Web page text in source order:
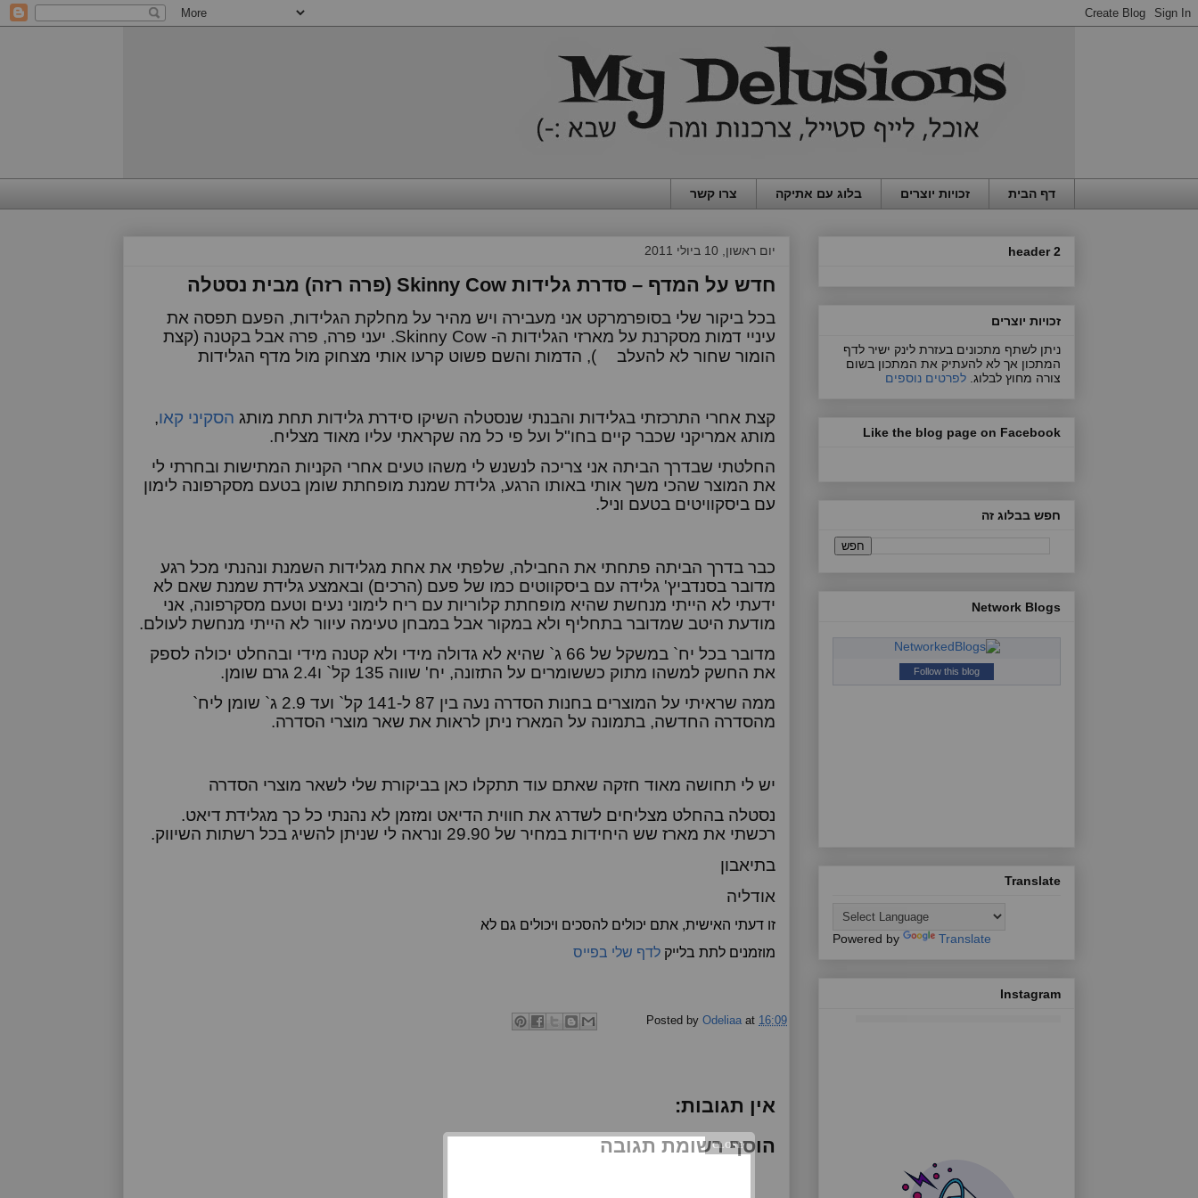
דף הבית זכויות יוצרים בלוג עם אתיקה צרו קשר
יום ראשון, 10 ביולי 2011
חדש על המדף – סדרת גלידות Skinny Cow (פרה רזה) מבית נסטלה
בכל ביקור שלי בסופרמרקט אני מעבירה ויש מהיר על מחלקת הגלידות, הפעם תפסה את
עיניי דמות מסקרנת על מארזי הגלידות ה- Skinny Cow. יעני פרה, פרה אבל בקטנה (קצת
הומור שחור לא להעלב
), הדמות והשם פשוט קרעו אותי מצחוק מול מדף הגלידות
קצת אחרי התרכזתי בגלידות והבנתי שנסטלה השיקו סידרת גלידות תחת מותג הסקיני קאו,
מותג אמריקני שכבר קיים בחו"ל ועל פי כל מה שקראתי עליו מאוד מצליח.
החלטתי שבדרך הביתה אני צריכה לנשנש לי משהו טעים אחרי הקניות המתישות ובחרתי לי
את המוצר שהכי משך אותי באותו הרגע, גלידת שמנת מופחתת שומן בטעם מסקרפונה לימון
עם ביסקוויטים בטעם וניל.
כבר בדרך הביתה פתחתי את החבילה, שלפתי את אחת מגלידות השמנת ונהנתי מכל רגע
מדובר בסנדביץ' גלידה עם ביסקווטים כמו של פעם (הרכים) ובאמצע גלידת שמנת שאם לא
ידעתי לא הייתי מנחשת שהיא מופחתת קלוריות עם ריח לימוני נעים וטעם מסקרפונה, אני
מודעת היטב שמדובר בתחליף ולא במקור אבל במבחן טעימה עיוור לא הייתי מנחשת לעולם.
מדובר בכל יח` במשקל של 66 ג` שהיא לא גדולה מידי ולא קטנה מידי ובהחלט יכולה לספק
את החשק למשהו מתוק כששומרים על התזונה, יח' שווה 135 קל` ו2.4 גרם שומן.
ממה שראיתי על המוצרים בחנות הסדרה נעה בין 87 ל-141 קל` ועד 2.9 ג` שומן ליח`
מהסדרה החדשה, בתמונה על המארז ניתן לראות את שאר מוצרי הסדרה.
יש לי תחושה מאוד חזקה שאתם עוד תתקלו כאן בביקורת שלי לשאר מוצרי הסדרה
נסטלה בהחלט מצליחים לשדרג את חווית הדיאט ומזמן לא נהנתי כל כך מגלידת דיאט.
רכשתי את מארז שש היחידות במחיר של 29.90 ונראה לי שניתן להשיג בכל רשתות השיווק.
בתיאבון
אודליה
זו דעתי האישית, אתם יכולים להסכים ויכולים גם לא
מוזמנים לתת בלייק לדף שלי בפייס
Posted by Odeliaa at 16:09
אין תגובות:
הוסף רשומת תגובה
header 2
זכויות יוצרים
ניתן לשתף מתכונים בעזרת לינק ישיר לדף
המתכון אך לא להעתיק את המתכון בשום
צורה מחוץ לבלוג. לפרטים נוספים
Like the blog page on Facebook
חפש בבלוג זה
Network Blogs
Follow this blog
Translate
Powered by Translate
Instagram